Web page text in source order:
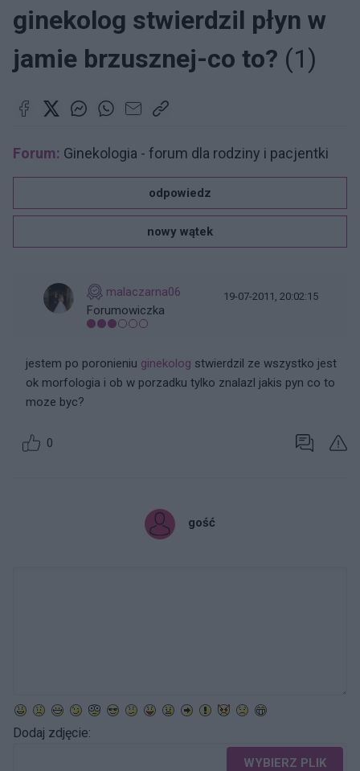
ginekolog stwierdzil płyn w
jamie brzusznej-co to? (1)
Forum: Ginekologia - forum dla rodziny i pacjentki
odpowiedz
nowy wątek
malaczarna06
Forumowiczka
19-07-2011, 20:02:15
jestem po poronieniu ginekolog stwierdzil ze wszystko jest
ok morfologia i ob w porzadku tylko znalazl jakis pyn co to
moze byc?
0
gość
Dodaj zdjęcie:
WYBIERZ PLIK